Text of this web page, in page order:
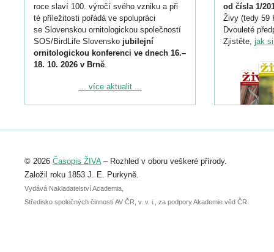
roce slaví 100. výročí svého vzniku a při
té příležitosti pořádá ve spolupráci
se Slovenskou ornitologickou společností
SOS/BirdLife Slovensko jubilejní
ornitologickou konferenci ve dnech 16.–
18. 10. 2026 v Brně.
Podrobnější informace ke konferenci
Registrovat se můžete do 6. září.
abstraktu přihlášené přednášky nebo
posteru je už 30. června.
... více aktualit ...
od čísla 1/
Živy (tedy 59
Dvouleté
Zjistěte, jak
© 2026 Časopis ŽIVA– Rozhled v oboru veškeré přírody.
Založil roku 1853 J. E. Purkyně.
Vydává Nakladatelství Academia,
Středisko společných činností AV ČR, v. v. i., za podpory Akademie věd ČR.